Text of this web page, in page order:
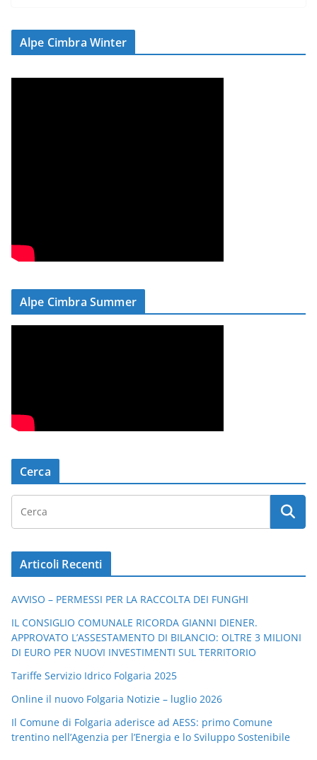
Alpe Cimbra Winter
Alpe Cimbra Summer
Cerca
Articoli Recenti
AVVISO – PERMESSI PER LA RACCOLTA DEI FUNGHI
IL CONSIGLIO COMUNALE RICORDA GIANNI DIENER.
APPROVATO L’ASSESTAMENTO DI BILANCIO: OLTRE 3 MILIONI
DI EURO PER NUOVI INVESTIMENTI SUL TERRITORIO
Tariffe Servizio Idrico Folgaria 2025
Online il nuovo Folgaria Notizie – luglio 2026
Il Comune di Folgaria aderisce ad AESS: primo Comune
trentino nell’Agenzia per l’Energia e lo Sviluppo Sostenibile